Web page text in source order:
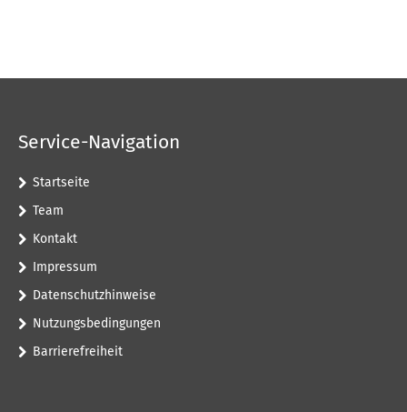
Service-Navigation
Startseite
Team
Kontakt
Impressum
Datenschutzhinweise
Nutzungsbedingungen
Barrierefreiheit